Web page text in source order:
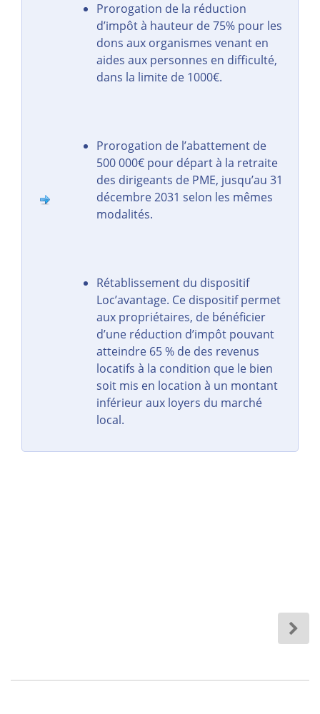
Prorogation de la réduction
d’impôt à hauteur de 75% pour les
dons aux organismes venant en
aides aux personnes en difficulté,
dans la limite de 1000€.
Prorogation de l’abattement de
500 000€ pour départ à la retraite
des dirigeants de PME, jusqu’au 31
décembre 2031 selon les mêmes
modalités.
Rétablissement du dispositif
Loc’avantage. Ce dispositif permet
aux propriétaires, de bénéficier
d’une réduction d’impôt pouvant
atteindre 65 % de des revenus
locatifs à la condition que le bien
soit mis en location à un montant
inférieur aux loyers du marché
local.